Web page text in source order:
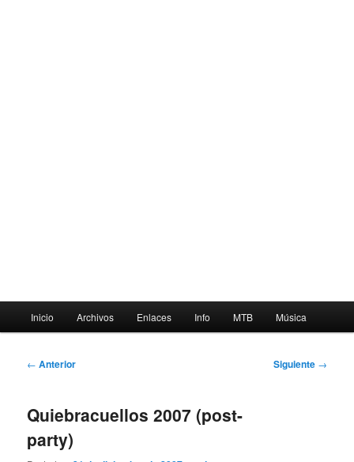
principal
Inicio Archivos Enlaces Info MTB Música
Navegación
← Anterior Siguiente →
Quiebracuellos 2007 (post-
party)